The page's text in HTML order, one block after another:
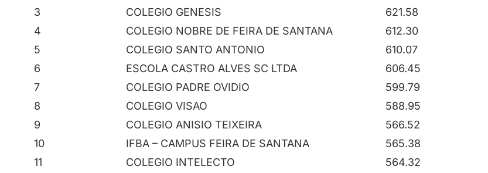
3
COLEGIO GENESIS
621.58
4
COLEGIO NOBRE DE FEIRA DE SANTANA
612.30
5
COLEGIO SANTO ANTONIO
610.07
6
ESCOLA CASTRO ALVES SC LTDA
606.45
7
COLEGIO PADRE OVIDIO
599.79
8
COLEGIO VISAO
588.95
9
COLEGIO ANISIO TEIXEIRA
566.52
10
IFBA – CAMPUS FEIRA DE SANTANA
565.38
11
COLEGIO INTELECTO
564.32